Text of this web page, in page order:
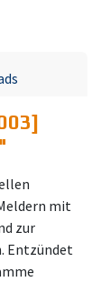
"
mit
zur
Entzündet